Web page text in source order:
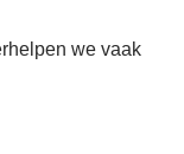
we vaak